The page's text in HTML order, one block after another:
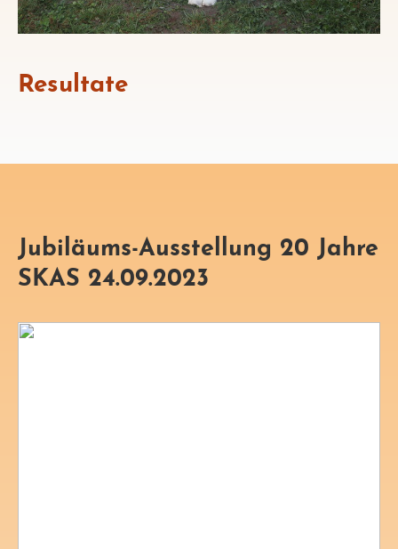
Resultate
Jubiläums-Ausstellung 20 Jahre
SKAS 24.09.2023